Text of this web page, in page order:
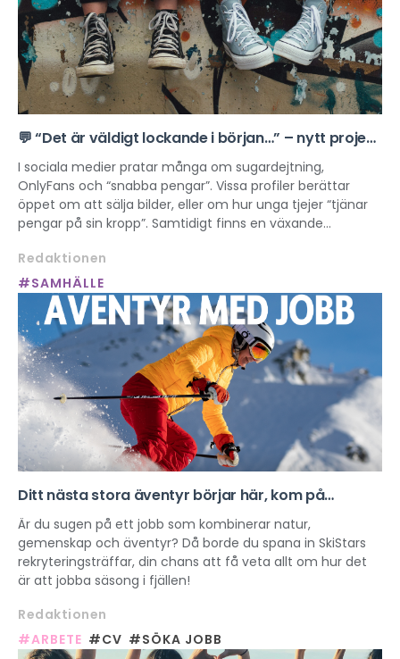
💬 “Det är väldigt lockande i början…” – nytt projekt
om sexuell exploatering online
I sociala medier pratar många om sugardejtning,
OnlyFans och “snabba pengar”. Vissa profiler berättar
öppet om att sälja bilder, eller om hur unga tjejer “tjänar
pengar på sin kropp”. Samtidigt finns en växande
påverkar hur unga ser på kropp, makt och sexualitet och
riskerar att normalisera sexuell exploatering.
Redaktionen
#SAMHÄLLE
Ditt nästa stora äventyr börjar här, kom på
SkiStars rekryteringsträff!
Är du sugen på ett jobb som kombinerar natur,
gemenskap och äventyr? Då borde du spana in SkiStars
rekryteringsträffar, din chans att få veta allt om hur det
är att jobba säsong i fjällen!
Redaktionen
#ARBETE #CV #SÖKA JOBB